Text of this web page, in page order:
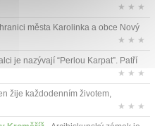
★ ★ ★
města Karolinka a obce Nový
★ ★ ★
je nazývají “Perlou Karpat”. Patří
★ ★ ★
žije každodenním životem,
★ ★ ★